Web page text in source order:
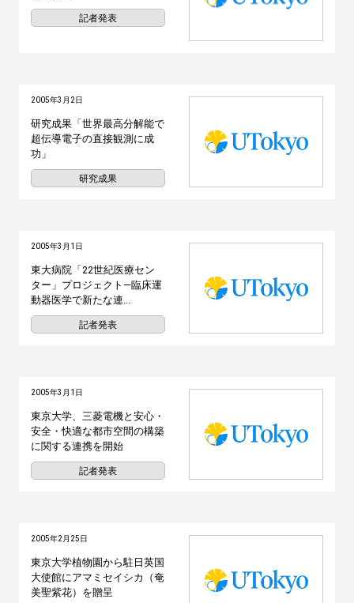
記者発表
2005年3月2日
研究成果「世界最高分解能で
超伝導電子の直接観測に成
功」
研究成果
2005年3月1日
東大病院「22世紀医療セン
ター」プロジェクト―臨床運
動器医学で新たな連...
記者発表
2005年3月1日
東京大学、三菱電機と安心・
安全・快適な都市空間の構築
に関する連携を開始
記者発表
2005年2月25日
東京大学植物園から駐日英国
大使館にアマミセイシカ（奄
美聖紫花）を贈呈